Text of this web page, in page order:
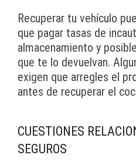
Recuperar tu vehículo
que pagar tasas de
almacenamiento y
que te lo devuelvan.
exigen que arregles el
antes de recuperar el
CUESTIONES
SEGUROS